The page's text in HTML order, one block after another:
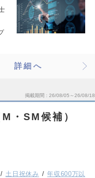
詳細へ
掲載期間 26/08/05～26/08/18
・SM候補）
土日祝休み
年収600万以